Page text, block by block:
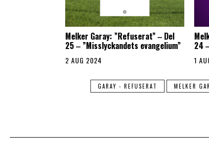
Melker Garay: ”Refuserat” ‒ Del
25 ‒ ”Misslyckandets evangelium”
2 AUG 2024
24
1
GARAY - REFUSERAT MELKER